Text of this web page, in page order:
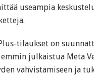
useampia
tilaukset on
julkaistua Meta
vahvistamiseen ja